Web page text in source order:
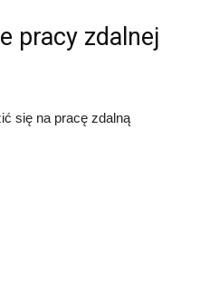
pracy zdalnej
się na pracę zdalną